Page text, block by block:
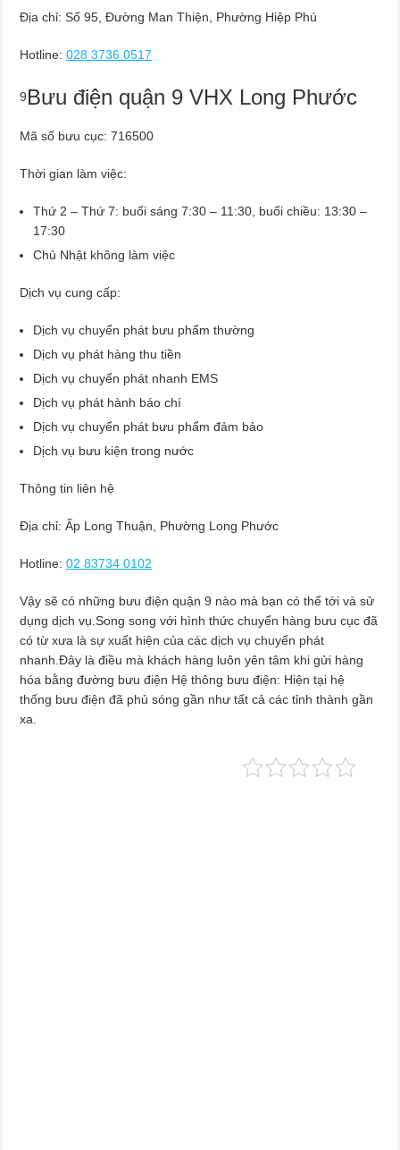
Địa chỉ: Số 95, Đường Man Thiện, Phường Hiệp Phú
Hotline: 028 3736 0517
9Bưu điện quận 9 VHX Long Phước
Mã số bưu cục: 716500
Thời gian làm việc:
Thứ 2 – Thứ 7: buổi sáng 7:30 – 11:30, buổi chiều: 13:30 –
17:30
Chủ Nhật không làm việc
Dịch vụ cung cấp:
Dịch vụ chuyển phát bưu phẩm thường
Dịch vụ phát hàng thu tiền
Dịch vụ chuyển phát nhanh EMS
Dịch vụ phát hành báo chí
Dịch vụ chuyển phát bưu phẩm đảm bảo
Dịch vụ bưu kiện trong nước
Thông tin liên hệ
Địa chỉ: Ấp Long Thuận, Phường Long Phước
Hotline: 02 83734 0102
Vậy sẽ có những bưu điện quận 9 nào mà bạn có thể tới và sử
dụng dịch vụ.Song song với hình thức chuyển hàng bưu cục đã
có từ xưa là sự xuất hiện của các dịch vụ chuyển phát
nhanh.Đây là điều mà khách hàng luôn yên tâm khi gửi hàng
hóa bằng đường bưu điện Hệ thông bưu điện: Hiện tại hệ
thống bưu điện đã phủ sóng gần như tất cả các tỉnh thành gần
xa.